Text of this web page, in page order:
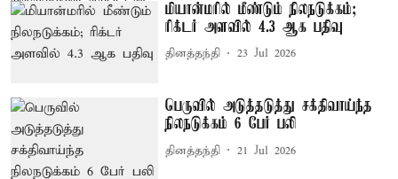
மியான்மரில் மீண்டும் நிலநடுக்கம்;
ரிக்டர் அளவில் 4.3 ஆக பதிவு
தினத்தந்தி 23 Jul 2026
பெருவில் அடுத்தடுத்து சக்திவாய்ந்த
நிலநடுக்கம் 6 பேர் பலி
தினத்தந்தி 21 Jul 2026